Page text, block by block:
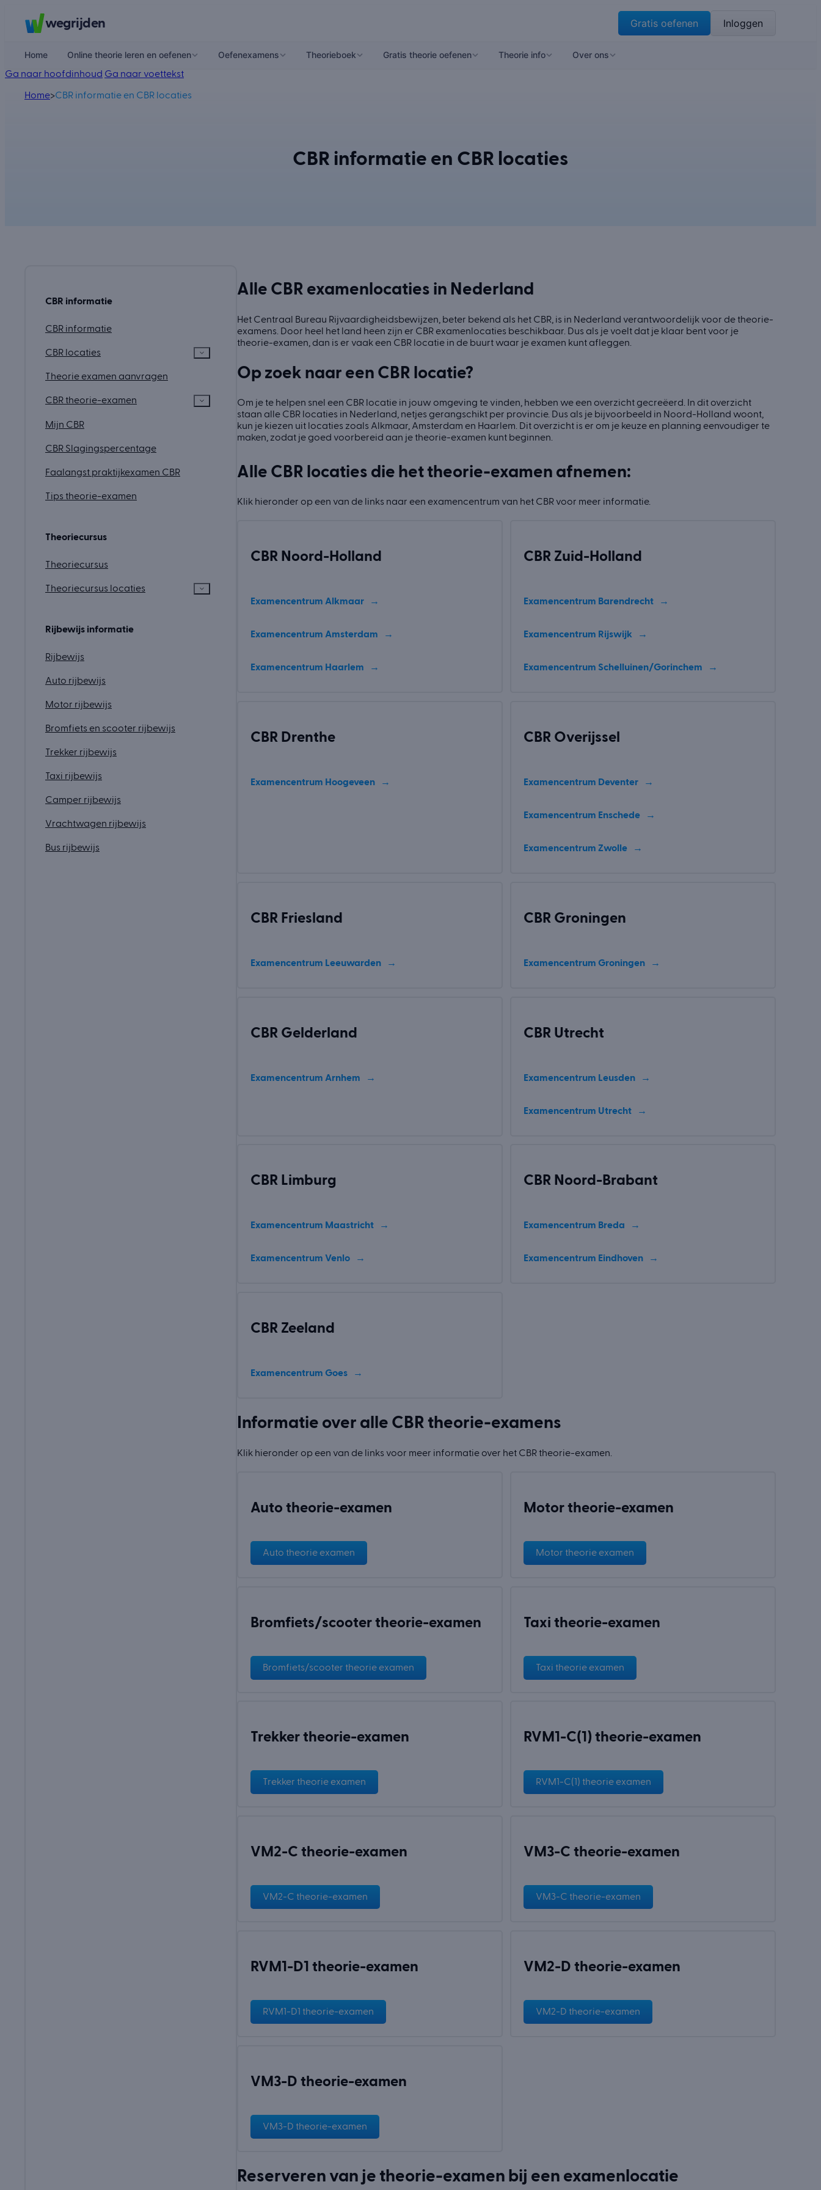
wegrijden Gratis oefenen Inloggen
Home Online theorie leren en oefenen Oefenexamens Theorieboek Gratis theorie oefenen Theorie info Over ons
Ga naar hoofdinhoud Ga naar voettekst
Home>CBR informatie en CBR locaties
CBR informatie en CBR locaties
CBR informatie
CBR informatie
CBR locaties
Theorie examen aanvragen
CBR theorie-examen
Mijn CBR
CBR Slagingspercentage
Faalangst praktijkexamen CBR
Tips theorie-examen
Theoriecursus
Theoriecursus
Theoriecursus locaties
Rijbewijs informatie
Rijbewijs
Auto rijbewijs
Motor rijbewijs
Bromfiets en scooter rijbewijs
Trekker rijbewijs
Taxi rijbewijs
Camper rijbewijs
Vrachtwagen rijbewijs
Bus rijbewijs
Alle CBR examenlocaties in Nederland
Het Centraal Bureau Rijvaardigheidsbewijzen, beter bekend als het CBR, is in Nederland verantwoordelijk voor de theorie-
examens. Door heel het land heen zijn er CBR examenlocaties beschikbaar. Dus als je voelt dat je klaar bent voor je
theorie-examen, dan is er vaak een CBR locatie in de buurt waar je examen kunt afleggen.
Op zoek naar een CBR locatie?
Om je te helpen snel een CBR locatie in jouw omgeving te vinden, hebben we een overzicht gecreëerd. In dit overzicht
staan alle CBR locaties in Nederland, netjes gerangschikt per provincie. Dus als je bijvoorbeeld in Noord-Holland woont,
kun je kiezen uit locaties zoals Alkmaar, Amsterdam en Haarlem. Dit overzicht is er om je keuze en planning eenvoudiger te
maken, zodat je goed voorbereid aan je theorie-examen kunt beginnen.
Alle CBR locaties die het theorie-examen afnemen:
Klik hieronder op een van de links naar een examencentrum van het CBR voor meer informatie.
CBR Noord-Holland
Examencentrum Alkmaar
Examencentrum Amsterdam
Examencentrum Haarlem
CBR Zuid-Holland
Examencentrum Barendrecht
Examencentrum Rijswijk
Examencentrum Schelluinen/Gorinchem
CBR Drenthe
Examencentrum Hoogeveen
CBR Over­i­js­sel
Examencentrum Deventer
Examencentrum Enschede
Examencentrum Zwolle
CBR Friesland
Examencentrum Leeuwarden
CBR Groningen
Examencentrum Groningen
CBR Gelderland
Examencentrum Arnhem
CBR Utrecht
Examencentrum Leusden
Examencentrum Utrecht
CBR Limburg
Examencentrum Maastricht
Examencentrum Venlo
CBR Noord-Brabant
Examencentrum Breda
Examencentrum Eindhoven
CBR Zeeland
Examencentrum Goes
Informatie over alle CBR theorie-examens
Klik hieronder op een van de links voor meer informatie over het CBR theorie-examen.
Auto theorie-examen
Auto theorie examen
Motor theorie-examen
Motor theorie examen
Bromfiets/scooter theorie-examen
Bromfiets/scooter theorie examen
Taxi theorie-examen
Taxi theorie examen
Trekker theorie-examen
Trekker theorie examen
RVM1-C(1) theorie-examen
RVM1-C(1) theorie examen
VM2-C theorie-examen
VM2-C theorie-examen
VM3-C theorie-examen
VM3-C theorie-examen
RVM1-D1 theorie-examen
RVM1-D1 theorie-examen
VM2-D theorie-examen
VM2-D theorie-examen
VM3-D theorie-examen
VM3-D theorie-examen
Reserveren van je theorie-examen bij een examenlocatie